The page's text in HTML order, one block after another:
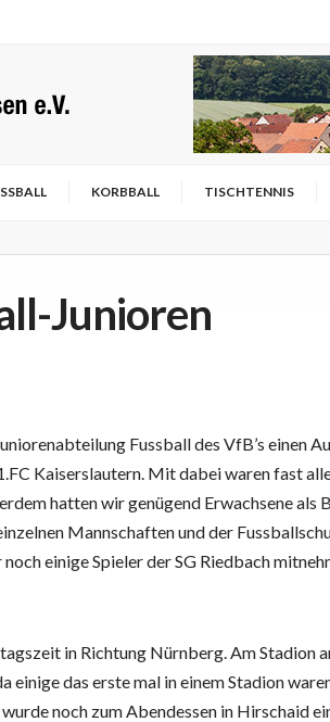
KORBBALL TISCHTENNIS
Junioren
Fussball des VfB’s einen
Kaiserslautern. Mit dabei waren fast
hatten wir genügend Erwachsene als
Mannschaften und der
einige Spieler der SG Riedbach
in Richtung Nürnberg. Am Stadion
einige das erste mal in einem Stadion
noch zum Abendessen in Hirschaid